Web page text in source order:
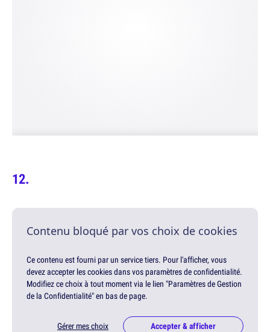
Contenu bloqué par vos choix de cookies
Ce contenu est fourni par un service tiers. Pour l'afficher, vous
devez accepter les cookies dans vos paramètres de confidentialité.
Modifiez ce choix à tout moment via le lien "Paramètres de Gestion
de la Confidentialité" en bas de page.
Gérer mes choix Accepter & afficher